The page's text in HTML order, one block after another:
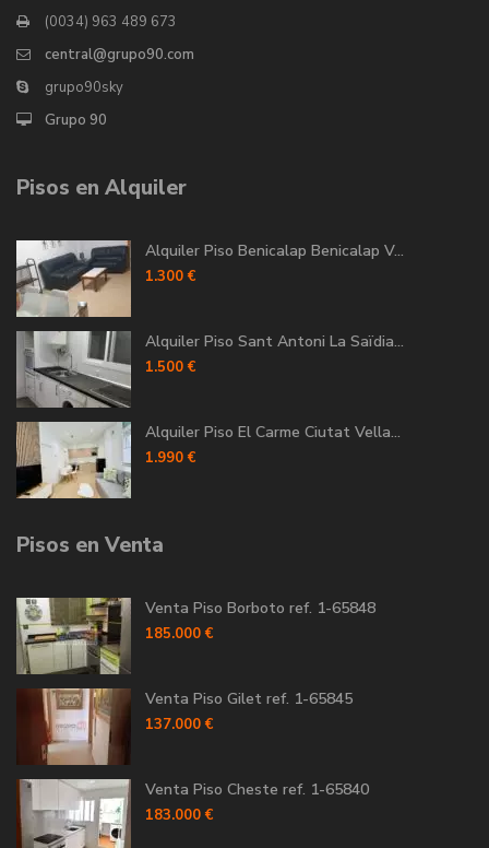
(0034) 963 489 673
central@grupo90.com
grupo90sky
Grupo 90
Pisos en Alquiler
Alquiler Piso Benicalap Benicalap V...
1.300 €
Alquiler Piso Sant Antoni La Saïdia...
1.500 €
Alquiler Piso El Carme Ciutat Vella...
1.990 €
Pisos en Venta
Venta Piso Borboto ref. 1-65848
185.000 €
Venta Piso Gilet ref. 1-65845
137.000 €
Venta Piso Cheste ref. 1-65840
183.000 €